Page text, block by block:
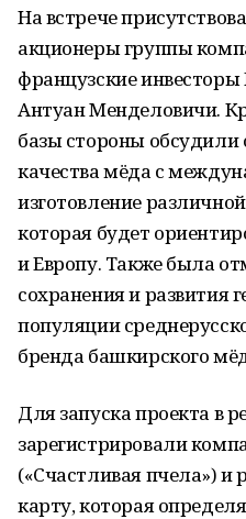
На встрече
акционеры группы
французские
Антуан Менделовичи.
базы стороны
качества мёда с
изготовление
которая будет
и Европу. Также была
сохранения и развития
популяции
бренда башкирского
Для запуска проекта в
зарегистрировали
(«Счастливая пчела»)
карту, которая